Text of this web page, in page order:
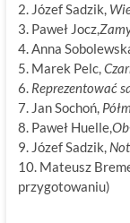
2. Józef Sadzik,
3. Paweł Jocz,
4. Anna
5. Marek Pelc,
6. Reprezentować
7. Jan Sochoń,
8. Paweł Huelle,
9. Józef Sadzik,
10. Mateusz
przygotowaniu)